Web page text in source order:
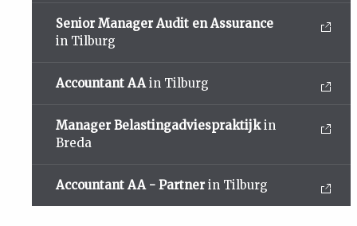
Senior Manager Audit en Assurance
in Tilburg
Accountant AA in Tilburg
Manager Belastingadviespraktijkin
Breda
Accountant AA - Partner in Tilburg